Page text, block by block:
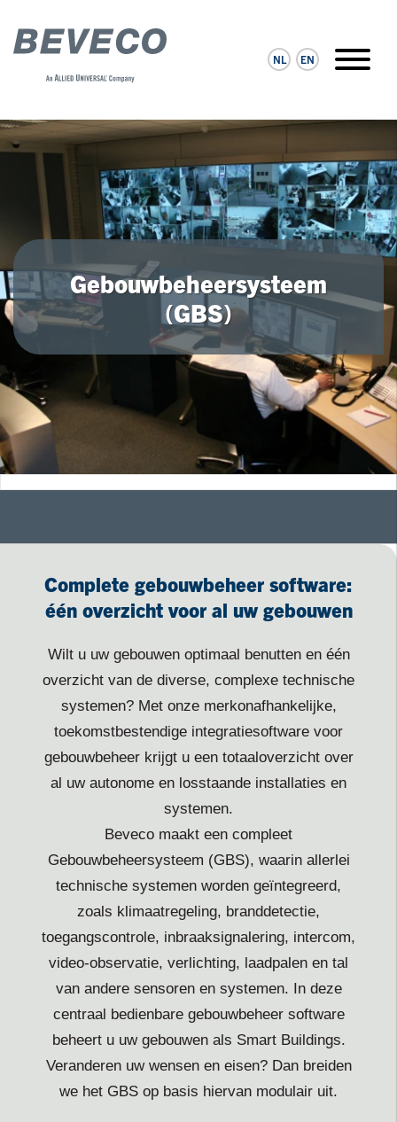
NL EN
Gebouwbeheersysteem
(GBS)
Complete gebouwbeheer software:
één overzicht voor al uw gebouwen
Wilt u uw gebouwen optimaal benutten en één
overzicht van de diverse, complexe technische
systemen? Met onze merkonafhankelijke,
toekomstbestendige integratiesoftware voor
gebouwbeheer krijgt u een totaaloverzicht over
al uw autonome en losstaande installaties en
systemen.
Beveco maakt een compleet
Gebouwbeheersysteem (GBS), waarin allerlei
technische systemen worden geïntegreerd,
zoals klimaatregeling, branddetectie,
toegangscontrole, inbraaksignalering, intercom,
video-observatie, verlichting, laadpalen en tal
van andere sensoren en systemen. In deze
centraal bedienbare gebouwbeheer software
beheert u uw gebouwen als Smart Buildings.
Veranderen uw wensen en eisen? Dan breiden
we het GBS op basis hiervan modulair uit.